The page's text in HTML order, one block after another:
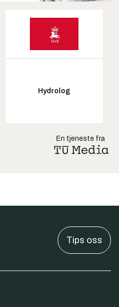
Hydrolog
En tjeneste fra
Tips oss